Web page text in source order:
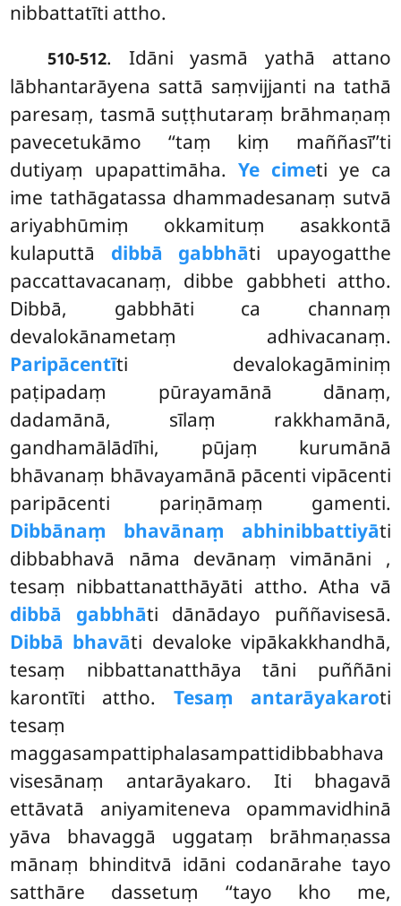
nibbattatīti attho.
510-512. Idāni yasmā yathā attano
lābhantarāyena sattā saṃvijjanti na tathā
paresaṃ, tasmā suṭṭhutaraṃ brāhmaṇaṃ
pavecetukāmo ‘‘taṃ kiṃ maññasī’’ti
dutiyaṃ upapattimāha.Ye cimeti ye ca
ime tathāgatassa dhammadesanaṃ sutvā
ariyabhūmiṃ okkamituṃ asakkontā
kulaputtā dibbā gabbhāti upayogatthe
paccattavacanaṃ, dibbe gabbheti attho.
Dibbā, gabbhāti ca channaṃ
devalokānametaṃ adhivacanaṃ.
Paripācentīti devalokagāminiṃ
paṭipadaṃ pūrayamānā dānaṃ,
dadamānā, sīlaṃ rakkhamānā,
gandhamālādīhi, pūjaṃ kurumānā
bhāvanaṃ bhāvayamānā pācenti vipācenti
paripācenti pariṇāmaṃ gamenti.
Dibbānaṃ bhavānaṃ abhinibbattiyāti
dibbabhavā nāma devānaṃ vimānāni ,
tesaṃ nibbattanatthāyāti attho. Atha vā
dibbā gabbhāti dānādayo puññavisesā.
Dibbā bhavāti devaloke vipākakkhandhā,
tesaṃ nibbattanatthāya tāni puññāni
karontīti attho. Tesaṃ antarāyakaroti
tesaṃ
maggasampattiphalasampattidibbabhava
visesānaṃ antarāyakaro. Iti bhagavā
ettāvatā aniyamiteneva opammavidhinā
yāva bhavaggā uggataṃ brāhmaṇassa
mānaṃ bhinditvā idāni codanārahe tayo
satthāre dassetuṃ ‘‘tayo kho me,